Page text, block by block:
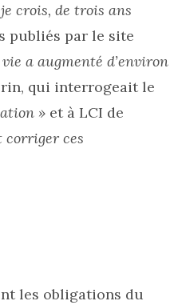
crois, de trois ans
publiés par le site
a augmenté d’environ
qui interrogeait le
» et à LCI de
ces
les obligations du